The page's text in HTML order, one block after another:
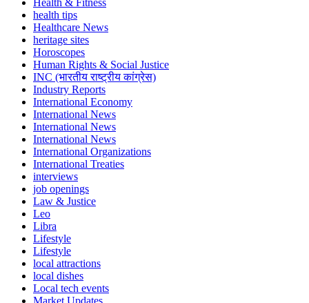
health tips
Healthcare News
heritage sites
Horoscopes
Human Rights & Social Justice
INC (भारतीय राष्ट्रीय कांग्रेस)
Industry Reports
International Economy
International News
International News
International News
International Organizations
International Treaties
interviews
job openings
Law & Justice
Leo
Libra
Lifestyle
Lifestyle
local attractions
local dishes
Local tech events
Market Updates